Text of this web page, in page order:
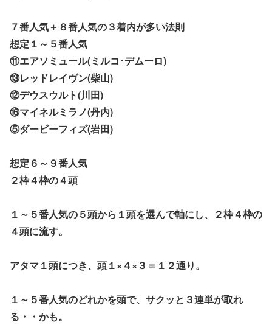
７番人気＋８番人気の３着内が多い法則
想定１～５番人気
⑪エアソミュール(ミルコ･デムーロ)
⑬レッドレイヴン(柴山)
⑫デウスウルト(川田)
⑯マイネルミラノ(丹内)
⑤ダービーフィズ(岩田)
想定６～９番人気
２枠４枠の４頭
１～５番人気の５頭から１頭を選んで軸にし、２枠４枠の
４頭に流す。
アタマ１頭につき、頭１×４×３＝１２通り。
１～５番人気のどれかを頭で、サクッと３連単が取れ
る・・かも。